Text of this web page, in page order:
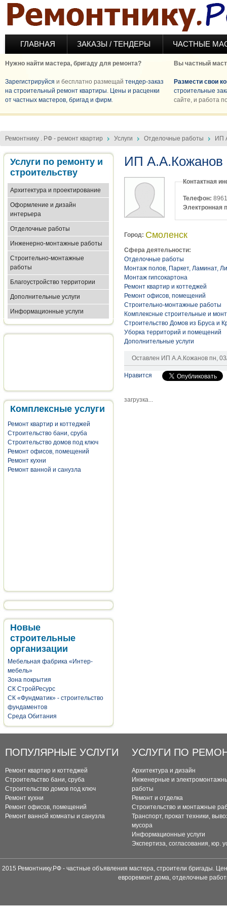
Перейти к основному содержанию
ГЛАВНАЯ ЗАКАЗЫ / ТЕНДЕРЫ ЧАСТНЫЕ
Нужно найти мастера, бригаду для ремонта?
Зарегистрируйся и бесплатно размещай тендер-заказ
на строительный ремонт квартиры. Цены и расценки
от частных мастеров, бригад и фирм.
Вы частный
Размести свои
строительные
сайте, и работа
Ремонтнику . РФ - ремонт квартир Услуги Отделочные работы ИП
Услуги по ремонту и
строительству
Архитектура и проектирование
Оформление и дизайн
интерьера
Отделочные работы
Инженерно-монтажные работы
Строительно-монтажные
работы
Благоустройство территории
Дополнительные услуги
Информационные услуги
Комплексные услуги
Ремонт квартир и коттеджей
Строительство бани, сруба
Строительство домов под ключ
Ремонт офисов, помещений
Ремонт кухни
Ремонт ванной и санузла
Новые
строительные
организации
Мебельная фабрика «Интер-
мебель»
Зона покрытия
СК СтройРесурс
СК «Фундматик» - строительство
фундаментов
Среда Обитания
ИП А.А.Кожанов
Контактная
Телефон:
Электронная
Город: Смоленск
Сфера деятельности:
Отделочные работы
Монтаж полов, Паркет, Ламинат,
Монтаж гипсокартона
Ремонт квартир и коттеджей
Ремонт офисов, помещений
Строительно-монтажные работы
Комплексные строительные и
Строительство Домов из Бруса и
Уборка территорий и помещений
Дополнительные услуги
Оставлен ИП А.А.Кожанов пн,
Нравится
загрузка...
ПОПУЛЯРНЫЕ УСЛУГИ
Ремонт квартир и коттеджей
Строительство бани, сруба
Строительство домов под ключ
Ремонт кухни
Ремонт офисов, помещений
Ремонт ванной комнаты и санузла
УСЛУГИ ПО
Архитектура и дизайн
Инженерные и
работы
Ремонт и отделка
Строительство и монтажные
Транспорт, прокат техники,
мусора
Информационные услуги
Экспертиза, согласования, юр.
2015 Ремонтнику.РФ - частные объявления мастера, строители бригады.
евроремонт дома, отделочные